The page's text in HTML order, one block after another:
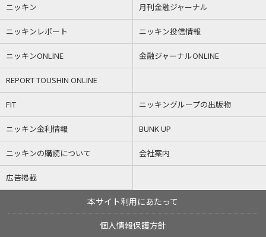
ニッキン 月刊金融ジャーナル
ニッキンレポート ニッキン投信情報
ニッキンONLINE 金融ジャーナルONLINE
REPORT TOUSHIN ONLINE
FIT ニッキングループの出版物
ニッキン金利情報 BUNK UP
ニッキンの購読について 会社案内
広告掲載
本サイト利用にあたって
個人情報保護方針